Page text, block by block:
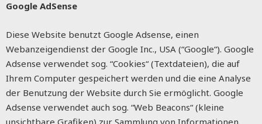
Google AdSense
Diese Website benutzt Google Adsense, einen
Webanzeigendienst der Google Inc., USA (“Google“). Google
Adsense verwendet sog. “Cookies“ (Textdateien), die auf
Ihrem Computer gespeichert werden und die eine Analyse
der Benutzung der Website durch Sie ermöglicht. Google
Adsense verwendet auch sog. “Web Beacons“ (kleine
unsichtbare Grafiken) zur Sammlung von Informationen.